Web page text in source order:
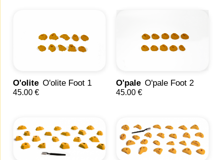
O'olite O'olite Foot 1
45.00 €
O'pale O'pale Foot 2
45.00 €